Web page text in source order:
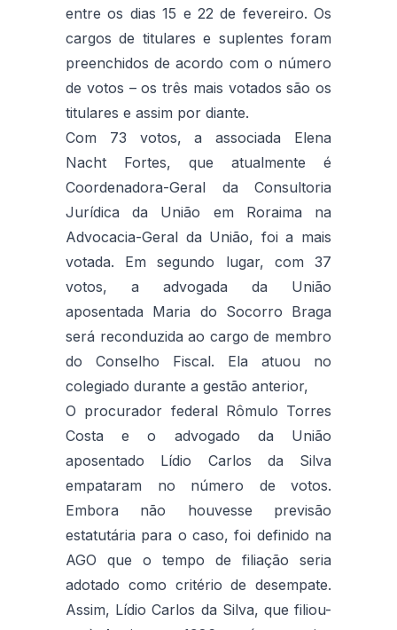
entre os dias 15 e 22 de fevereiro. Os
cargos de titulares e suplentes foram
preenchidos de acordo com o número
de votos – os três mais votados são os
titulares e assim por diante.
Com 73 votos, a associada Elena
Nacht Fortes, que atualmente é
Coordenadora-Geral da Consultoria
Jurídica da União em Roraima na
Advocacia-Geral da União, foi a mais
votada. Em segundo lugar, com 37
votos, a advogada da União
aposentada Maria do Socorro Braga
será reconduzida ao cargo de membro
do Conselho Fiscal. Ela atuou no
colegiado durante a gestão anterior,
O procurador federal Rômulo Torres
Costa e o advogado da União
aposentado Lídio Carlos da Silva
empataram no número de votos.
Embora não houvesse previsão
estatutária para o caso, foi definido na
AGO que o tempo de filiação seria
adotado como critério de desempate.
Assim, Lídio Carlos da Silva, que filiou-